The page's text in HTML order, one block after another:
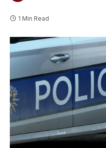
1 Min Read